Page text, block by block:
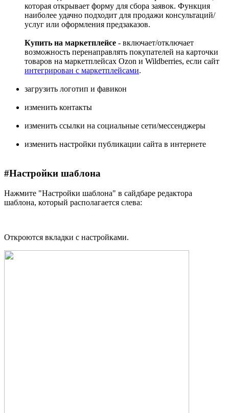
которая открывает форму для сбора заявок. Функция
наиболее удачно подходит для продажи консультаций/
услуг или оформления предзаказов.
Купить на маркетплейсе - включает/отключает
возможность перенаправлять покупателей на карточки
товаров на маркетплейсах Ozon и Wildberries, если сайт
интегрирован с маркетплейсами.
загрузить логотип и фавикон
изменить контакты
изменить ссылки на социальные сети/мессенджеры
изменить настройки публикации сайта в интернете
#Настройки шаблона
Нажмите "Настройки шаблона" в сайдбаре редактора
шаблона, который располагается слева:
Откроются вкладки с настройками.